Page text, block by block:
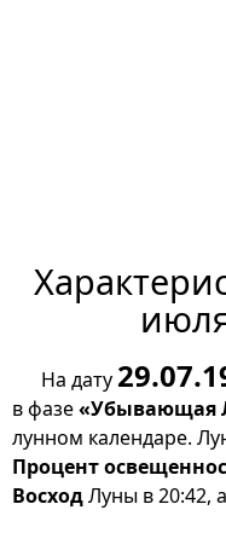
На дату
в фазе«Убывающая
лунном календаре.
Процент
ВосходЛуны в 20:42, а